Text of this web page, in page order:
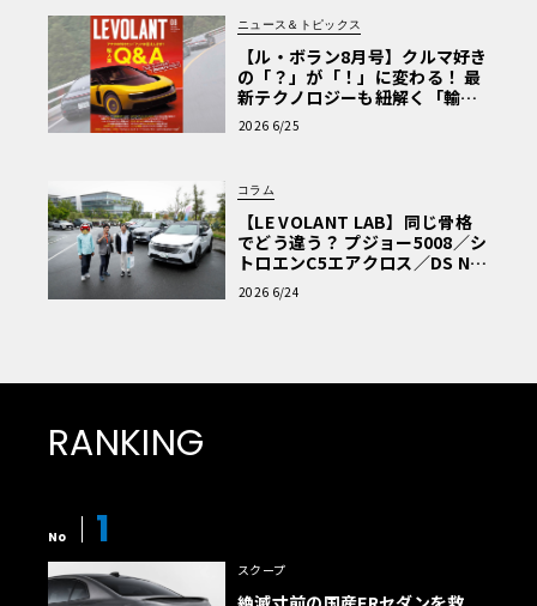
ニュース＆トピックス
【ル・ボラン8月号】クルマ好き
の「？」が「！」に変わる！ 最
新テクノロジーも紐解く「輸入
車Q&A」
2026 6/25
コラム
【LE VOLANT LAB】同じ骨格
でどう違う？ プジョー5008／シ
トロエンC5エアクロス／DS Nº4
読者一気乗りレポート
2026 6/24
RANKING
No 1
スクープ